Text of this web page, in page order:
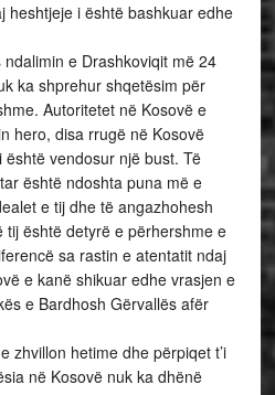
heshtjeje i është bashkuar edhe
e Drashkoviqit më 24
ka shprehur shqetësim për
Autoritetet në Kosovë e
hero, disa rrugë në Kosovë
vendosur një bust. Të
është ndoshta puna më e
e tij dhe të angazhohesh
tij është detyrë e përhershme e
sa rastin e atentatit ndaj
e kanë shikuar edhe vrasjen e
e Bardhosh Gërvallës afër
zhvillon hetime dhe përpiqet t’i
në Kosovë nuk ka dhënë